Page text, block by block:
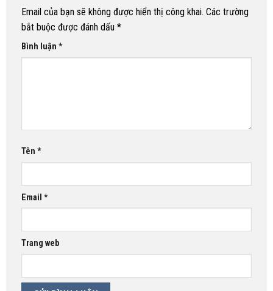
Email của bạn sẽ không được hiển thị công khai. Các trường
bắt buộc được đánh dấu *
Bình luận *
Tên *
Email *
Trang web